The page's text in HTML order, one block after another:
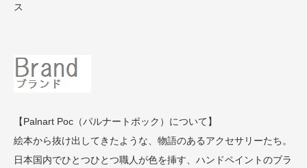
ス
【Palnart Poc（パルナートポック）について】
絵本から抜け出してきたような、物語のあるアクセサリーたち。
日本国内でひとつひとつ職人が色を挿す、ハンドペイントのブラ